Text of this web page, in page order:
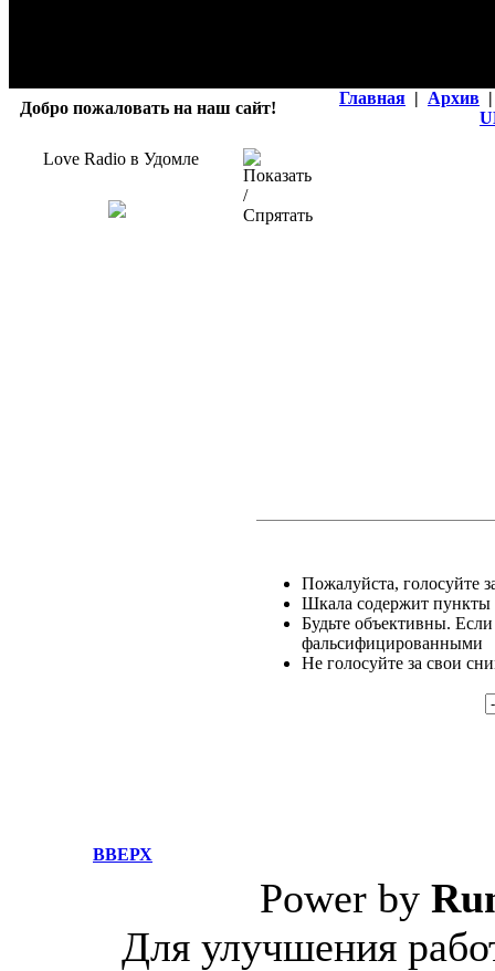
Добро пожаловать на наш сайт!
Главная | Архив |
Love Radio в Удомле
Пожалуйста, голосуйте
Шкала содержит пункты
Будьте объективны.
фальсифицированными
Не голосуйте за свои
ВВЕРХ
Power by
Для улучшения